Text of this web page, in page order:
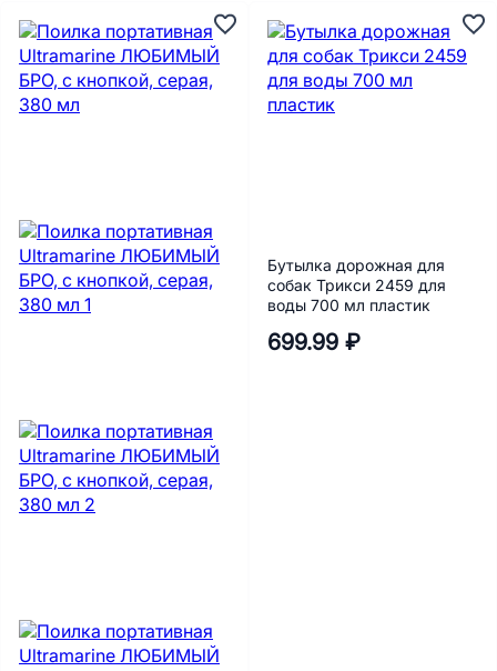
Бутылка дорожная для
собак Трикси 2459 для
воды 700 мл пластик
699.99 ₽